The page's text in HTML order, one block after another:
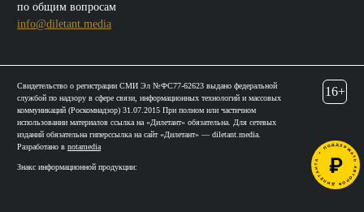
по общим вопросам
info@diletant.media
Свидетельство о регистрации СМИ Эл №ФС77-62623 выдано федеральной
службой по надзору в сфере связи, информационных технологий и массовых
коммуникаций (Роскомнадзор) 31.07.2015 При полном или частичном
использовании материалов ссылка на «Дилетант» обязательна. Для сетевых
изданий обязательна гиперссылка на сайт «Дилетант» — diletant.media.
Разработано в notamedia
Знакс информационной продукции:
16+